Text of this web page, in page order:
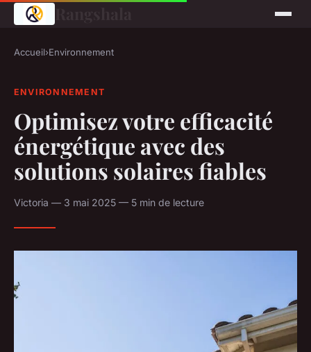
Accueil›Environnement
ENVIRONNEMENT
Optimisez votre efficacité
énergétique avec des
solutions solaires fiables
Victoria — 3 mai 2025 — 5 min de lecture